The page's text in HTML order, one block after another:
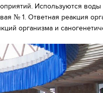
Используются воды
№ 1. Ответная реакция
организма и